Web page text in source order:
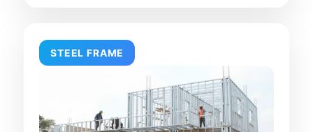
STEEL FRAME